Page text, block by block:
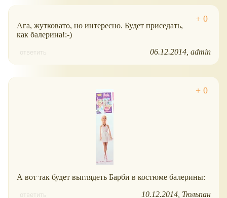
Ага, жутковато, но интересно. Будет приседать,
как балерина!:-)
ответить 06.12.2014 admin
А вот так будет выглядеть Барби в костюме балерины:
ответить 10.12.2014 Тюльпан